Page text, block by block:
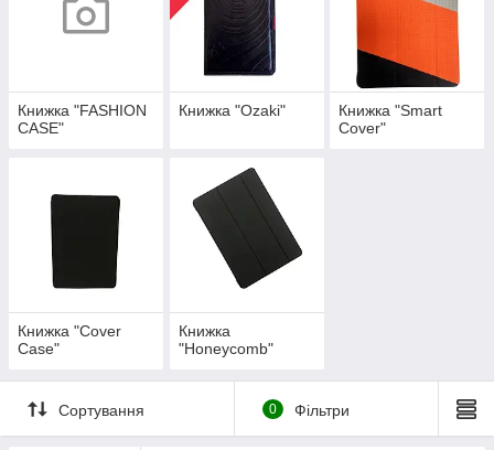
Книжка "FASHION
CASE"
Книжка "Ozaki"
Книжка "Smart
Cover"
Книжка "Cover
Case"
Книжка
"Honeycomb"
Сортування 0 Фільтри